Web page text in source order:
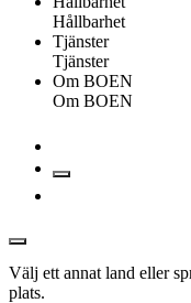
Hållbarhet
Tjänster
Tjänster
Om BOEN
Om BOEN
Välj ett annat land eller
plats.